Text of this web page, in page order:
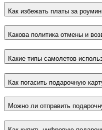
Как избежать платы за
Какова политика отмены и
Какие типы самолетов
Как погасить подарочную
Можно ли отправить